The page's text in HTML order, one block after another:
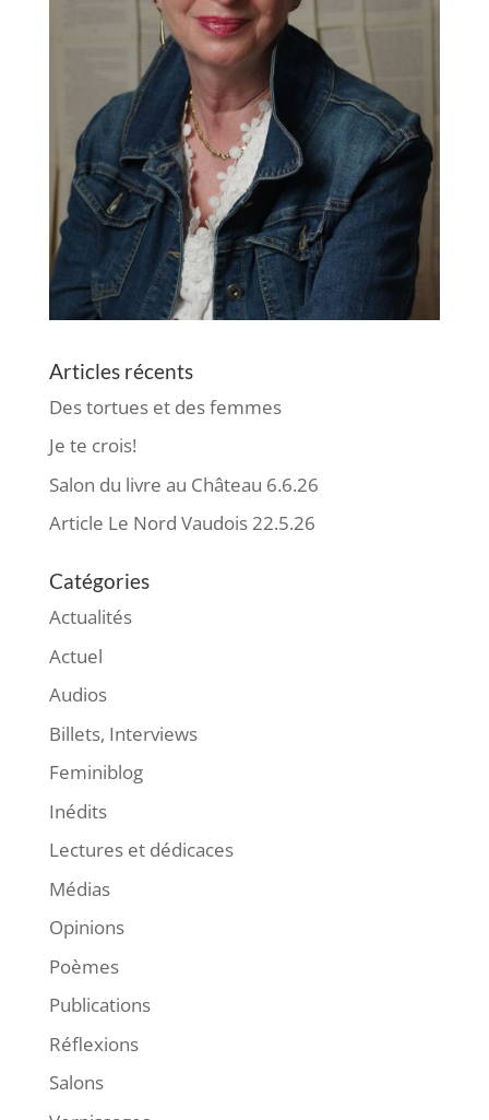
Articles récents
Des tortues et des femmes
Je te crois!
Salon du livre au Château 6.6.26
Article Le Nord Vaudois 22.5.26
Catégories
Actualités
Actuel
Audios
Billets, Interviews
Feminiblog
Inédits
Lectures et dédicaces
Médias
Opinions
Poèmes
Publications
Réflexions
Salons